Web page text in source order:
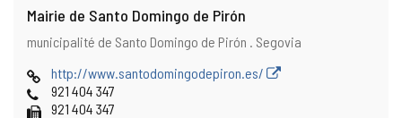
Mairie de Santo Domingo de Pirón
Adresse
Adresse
municipalité de Santo Domingo de Pirón . Segovia
Page
Web
http://www.santodomingodepiron.es/
Téléphones
921 404 347
Fax 921 404 347